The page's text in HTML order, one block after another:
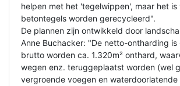
helpen met het 'tegelwippen', maar het is
betontegels worden gerecycleerd".
De plannen zijn ontwikkeld door
Anne Buchacker: "De netto-ontharding is
brutto worden ca. 1.320m² onthard,
wegen enz. teruggeplaatst worden (wel
vergroende voegen en waterdoorlatende